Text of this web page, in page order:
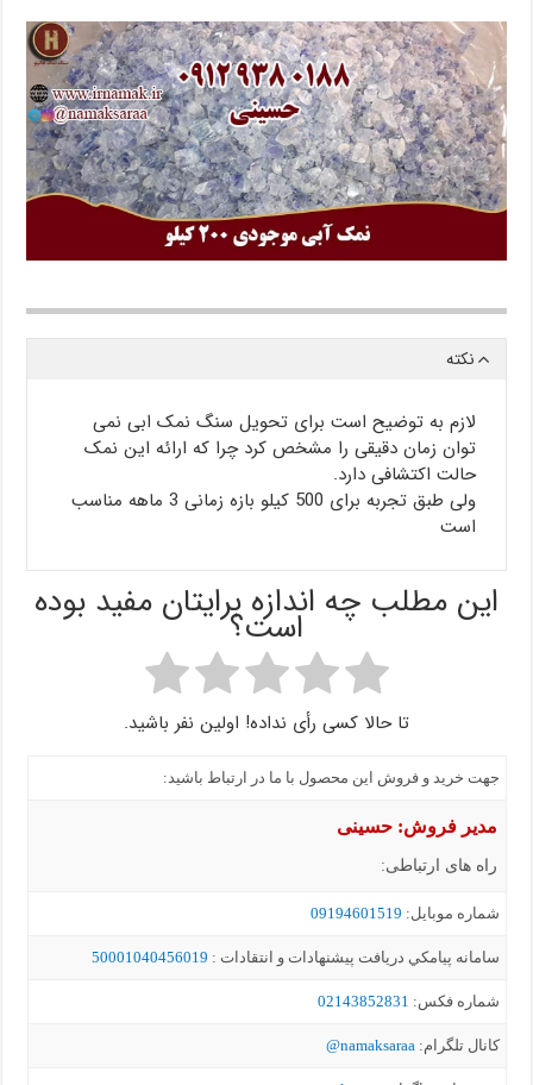
نکته
لازم به توضیح است برای تحویل سنگ نمک ابی نمی
توان زمان دقیقی را مشخص کرد چرا که ارائه این نمک
حالت اکتشافی دارد.
ولی طبق تجربه برای 500 کیلو بازه زمانی 3 ماهه مناسب
است
این مطلب چه اندازه برایتان مفید بوده
است؟
تا حالا کسی رأی نداده! اولین نفر باشید.
جهت خرید و فروش این محصول با ما در ارتباط باشید:
مدیر فروش: حسینی
راه های ارتباطی:
شماره موبايل: 09194601519
سامانه پيامکي دریافت پیشنهادات و انتقادات : 50001040456019
شماره فکس: 02143852831
کانال تلگرام:namaksaraa@